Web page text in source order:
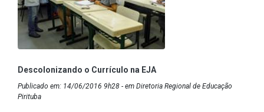
Descolonizando o Currículo na EJA
Publicado em: 14/06/2016 9h28 - em Diretoria Regional de Educação
Pirituba